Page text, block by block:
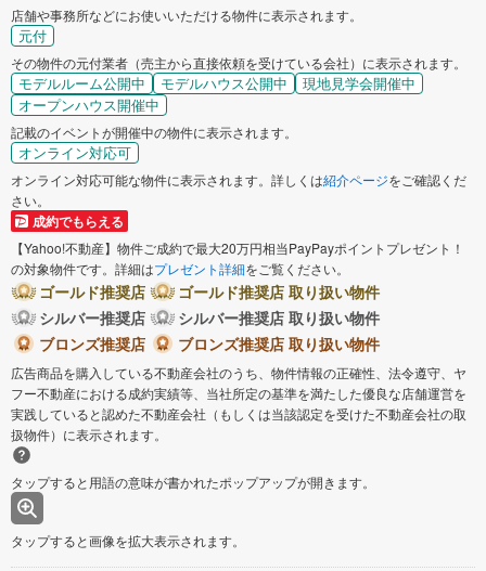
店舗や事務所などにお使いいただける物件に表示されます。
元付
その物件の元付業者（売主から直接依頼を受けている会社）に表示されます。
モデルルーム公開中 モデルハウス公開中
現地見学会開催中
オープンハウス開催中
記載のイベントが開催中の物件に表示されます。
オンライン対応可
オンライン対応可能な物件に表示されます。詳しくは紹介ページをご確認くだ
さい。
成約でもらえる
【Yahoo!不動産】物件ご成約で最大20万円相当PayPayポイントプレゼント！
の対象物件です。詳細はプレゼント詳細をご覧ください。
ゴールド推奨店
ゴールド推奨店 取り扱い物件
シルバー推奨店
シルバー推奨店 取り扱い物件
ブロンズ推奨店
ブロンズ推奨店 取り扱い物件
広告商品を購入している不動産会社のうち、物件情報の正確性、法令遵守、ヤ
フー不動産における成約実績等、当社所定の基準を満たした優良な店舗運営を
実践していると認めた不動産会社（もしくは当該認定を受けた不動産会社の取
扱物件）に表示されます。
タップすると用語の意味が書かれたポップアップが開きます。
タップすると画像を拡大表示されます。